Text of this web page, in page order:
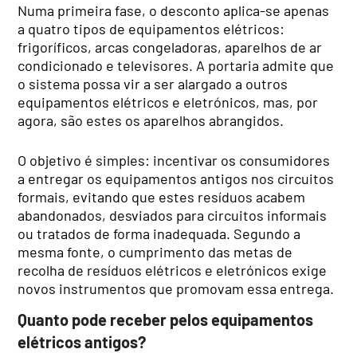
Numa primeira fase, o desconto aplica-se apenas
a quatro tipos de equipamentos elétricos:
frigoríficos, arcas congeladoras, aparelhos de ar
condicionado e televisores. A portaria admite que
o sistema possa vir a ser alargado a outros
equipamentos elétricos e eletrónicos, mas, por
agora, são estes os aparelhos abrangidos.
O objetivo é simples: incentivar os consumidores
a entregar os equipamentos antigos nos circuitos
formais, evitando que estes resíduos acabem
abandonados, desviados para circuitos informais
ou tratados de forma inadequada. Segundo a
mesma fonte, o cumprimento das metas de
recolha de resíduos elétricos e eletrónicos exige
novos instrumentos que promovam essa entrega.
Quanto pode receber pelos equipamentos
elétricos antigos?